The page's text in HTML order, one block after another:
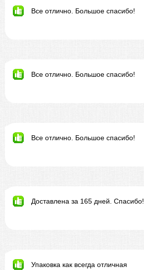
Все отлично. Большое спасибо!
Все отлично. Большое спасибо!
Все отлично. Большое спасибо!
Доставлена за 165 дней. Спасибо!
Упаковка как всегда отличная